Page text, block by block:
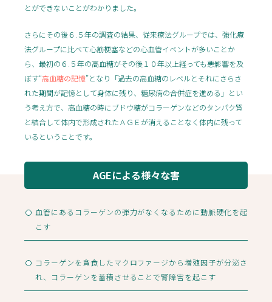
とができないことがわかりました。
さらにその後６.５年の調査の結果、従来療法グループでは、強化療
法グループに比べて心筋梗塞などの心血管イベントが多いことか
ら、最初の６.５年の高血糖がその後１０年以上経っても悪影響を及
ぼす“高血糖の記憶”となり「過去の高血糖のレベルとそれにさらさ
れた期間が記憶として身体に残り、糖尿病の合併症を進める」とい
う考え方で、高血糖の時にブドウ糖がコラーゲンなどのタンパク質
と結合して体内で形成されたＡＧＥが消えることなく体内に残って
いるということです。
AGEによる様々な害
血管にあるコラーゲンの弾力がなくなるために動脈硬化を起
こす
コラーゲンを貪食したマクロファージから増殖因子が分泌さ
れ、
コラーゲンを蓄積させることで腎障害を起こす